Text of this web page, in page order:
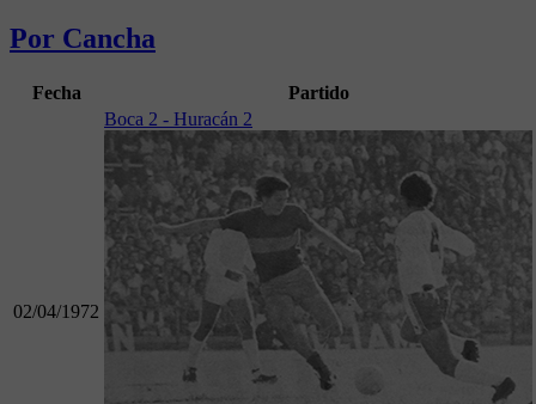
Por Cancha
Fecha Partido
02/04/1972
Boca 2 - Huracán 2